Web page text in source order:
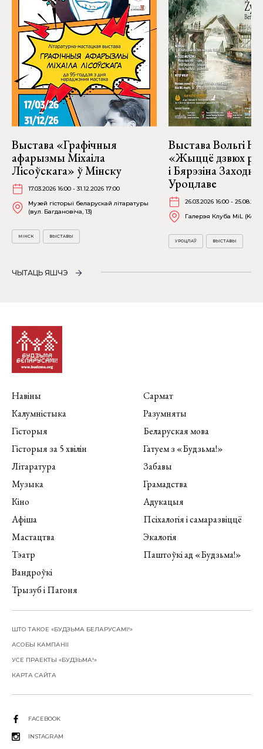
Выстава «Графічныя
афарызмы Міхаіла
Лісоўскага» ў Мінску
17.03.2026 16:00 - 31.12.2026 17:00
Музей гісторыі беларускай літаратуры
(вул. Багдановіча, 13)
МІНСК ВЫСТАВЫ
Выстава Вольгі
«Жыццё дзвюх
і Бярэзіна
Уроцлаве
26.03.2026 16:00 -
Галерэя Клуба MiL
УРОЦЛАЎ ВЫСТАВЫ
ЧЫТАЦЬ ЯШЧЭ
Навіны
Калумністыка
Гісторыя
Гісторыя за 5 хвілін
Літаратура
Музыка
Кіно
Афіша
Мастацтва
Тэатр
Вандроўкі
Трызуб і Пагоня
Сармат
Разумняты
Беларуская мова
Гатуем з «Будзьма!»
Забавы
Грамадства
Адукацыя
Псіхалогія і самаразвіццё
Экалогія
Паштоўкі ад «Будзьма!»
ШТО ТАКОЕ «БУДЗЬМА БЕЛАРУСАМІ!»
АСОБЫ КАМПАНІІ
УСЕ ПРАЕКТЫ «БУДЗЬМА!»
КАРТА САЙТА
FACEBOOK
INSTAGRAM